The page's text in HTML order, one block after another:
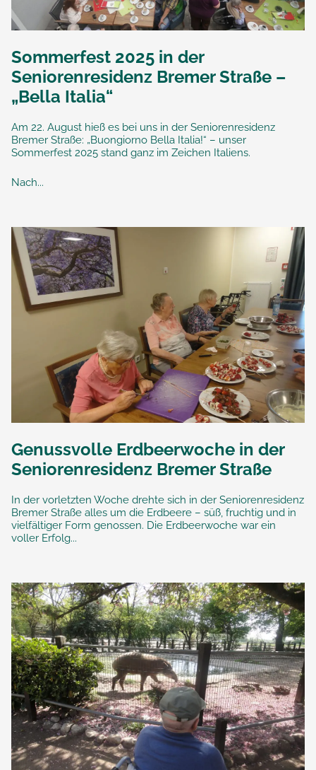
Sommerfest 2025 in der
Seniorenresidenz Bremer Straße –
„Bella Italia“
Am 22. August hieß es bei uns in der Seniorenresidenz
Bremer Straße: „Buongiorno Bella Italia!“ – unser
Sommerfest 2025 stand ganz im Zeichen Italiens.
Nach...
Genussvolle Erdbeerwoche in der
Seniorenresidenz Bremer Straße
In der vorletzten Woche drehte sich in der Seniorenresidenz
Bremer Straße alles um die Erdbeere – süß, fruchtig und in
vielfältiger Form genossen. Die Erdbeerwoche war ein
voller Erfolg...